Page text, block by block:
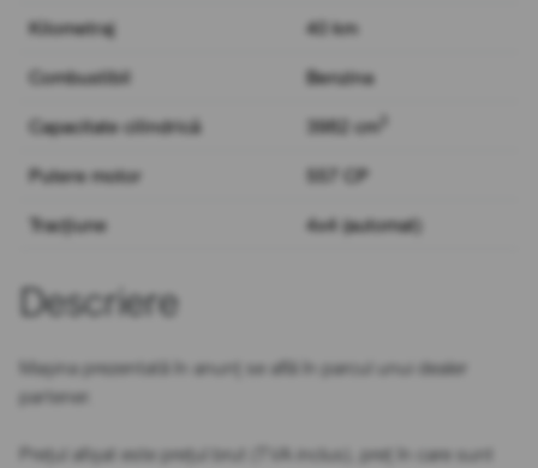
Kilometraj 40 km
Combustibil Benzina
Capacitate cilindrică 3982 cm
Putere motor 557 CP
Tracțiune 4x4 (automat)
Descriere
Mașina prezentată în anunț se află în parcul unui dealer
partener.
Prețul afișat este prețul brut (TVA inclus), preț în care sunt